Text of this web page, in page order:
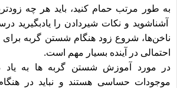
به طور مرتب حمام کنید، باید هر چه
آشناشوید و نکات شیردادن را یادبگیرید
ناخن‌ها، شروع زود هنگام شستن گربه
احتمالی در آینده بسیار مهم است.
در مورد آموزش شستن گربه ها به یاد
موجودات حساسی هستند و نباید در